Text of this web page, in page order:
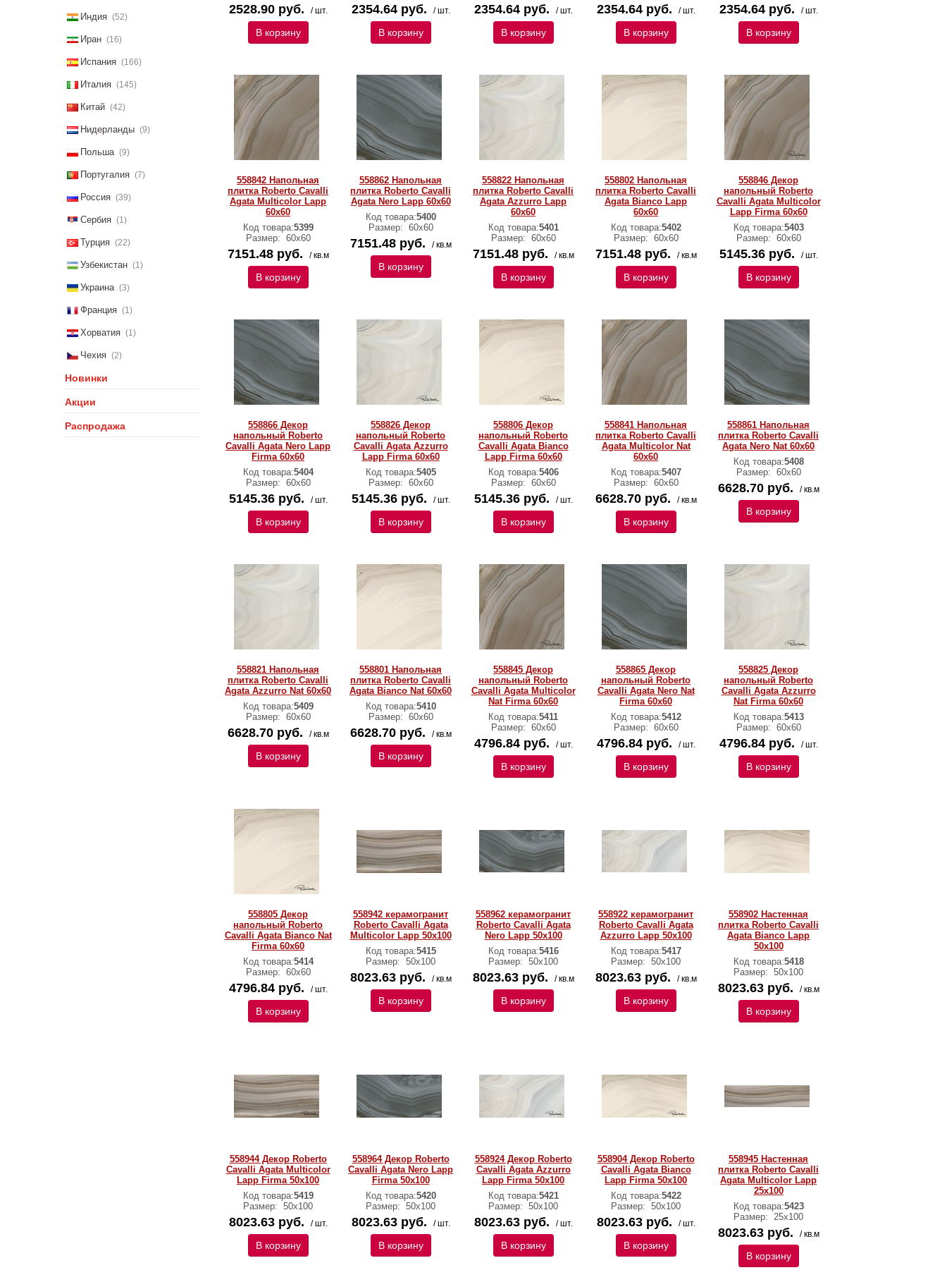
Индия (52)
Иран (16)
Испания (166)
Италия (145)
Китай (42)
Нидерланды (9)
Польша (9)
Португалия (7)
Россия (39)
Сербия (1)
Турция (22)
Узбекистан (1)
Украина (3)
Франция (1)
Хорватия (1)
Чехия (2)
Новинки
Акции
Распродажа
2528.90 руб. / шт.
В корзину
2354.64 руб. / шт.
В корзину
2354.64 руб. / шт.
В корзину
2354.64 руб. / шт.
В корзину
2354.64 руб. / шт.
В корзину
558842 Напольная
плитка Roberto Cavalli
Agata Multicolor Lapp
60x60
Код товара:5399
Размер: 60х60
7151.48 руб. / кв.м
В корзину
558862 Напольная
плитка Roberto Cavalli
Agata Nero Lapp 60x60
Код товара:5400
Размер: 60х60
7151.48 руб. / кв.м
В корзину
558822 Напольная
плитка Roberto Cavalli
Agata Azzurro Lapp
60x60
Код товара:5401
Размер: 60х60
7151.48 руб. / кв.м
В корзину
558802 Напольная
плитка Roberto Cavalli
Agata Bianco Lapp
60x60
Код товара:5402
Размер: 60х60
7151.48 руб. / кв.м
В корзину
558846 Декор
напольный Roberto
Cavalli Agata Multicolor
Lapp Firma 60x60
Код товара:5403
Размер: 60х60
5145.36 руб. / шт.
В корзину
558866 Декор
напольный Roberto
Cavalli Agata Nero Lapp
Firma 60x60
Код товара:5404
Размер: 60х60
5145.36 руб. / шт.
В корзину
558826 Декор
напольный Roberto
Cavalli Agata Azzurro
Lapp Firma 60x60
Код товара:5405
Размер: 60х60
5145.36 руб. / шт.
В корзину
558806 Декор
напольный Roberto
Cavalli Agata Bianco
Lapp Firma 60x60
Код товара:5406
Размер: 60х60
5145.36 руб. / шт.
В корзину
558841 Напольная
плитка Roberto Cavalli
Agata Multicolor Nat
60x60
Код товара:5407
Размер: 60х60
6628.70 руб. / кв.м
В корзину
558861 Напольная
плитка Roberto Cavalli
Agata Nero Nat 60x60
Код товара:5408
Размер: 60х60
6628.70 руб. / кв.м
В корзину
558821 Напольная
плитка Roberto Cavalli
Agata Azzurro Nat 60x60
Код товара:5409
Размер: 60х60
6628.70 руб. / кв.м
В корзину
558801 Напольная
плитка Roberto Cavalli
Agata Bianco Nat 60x60
Код товара:5410
Размер: 60х60
6628.70 руб. / кв.м
В корзину
558845 Декор
напольный Roberto
Cavalli Agata Multicolor
Nat Firma 60x60
Код товара:5411
Размер: 60х60
4796.84 руб. / шт.
В корзину
558865 Декор
напольный Roberto
Cavalli Agata Nero Nat
Firma 60x60
Код товара:5412
Размер: 60х60
4796.84 руб. / шт.
В корзину
558825 Декор
напольный Roberto
Cavalli Agata Azzurro
Nat Firma 60x60
Код товара:5413
Размер: 60х60
4796.84 руб. / шт.
В корзину
558805 Декор
напольный Roberto
Cavalli Agata Bianco Nat
Firma 60x60
Код товара:5414
Размер: 60х60
4796.84 руб. / шт.
В корзину
558942 керамогранит
Roberto Cavalli Agata
Multicolor Lapp 50x100
Код товара:5415
Размер: 50х100
8023.63 руб. / кв.м
В корзину
558962 керамогранит
Roberto Cavalli Agata
Nero Lapp 50x100
Код товара:5416
Размер: 50х100
8023.63 руб. / кв.м
В корзину
558922 керамогранит
Roberto Cavalli Agata
Azzurro Lapp 50x100
Код товара:5417
Размер: 50х100
8023.63 руб. / кв.м
В корзину
558902 Настенная
плитка Roberto Cavalli
Agata Bianco Lapp
50x100
Код товара:5418
Размер: 50х100
8023.63 руб. / кв.м
В корзину
558944 Декор Roberto
Cavalli Agata Multicolor
Lapp Firma 50x100
Код товара:5419
Размер: 50х100
8023.63 руб. / шт.
В корзину
558964 Декор Roberto
Cavalli Agata Nero Lapp
Firma 50x100
Код товара:5420
Размер: 50х100
8023.63 руб. / шт.
В корзину
558924 Декор Roberto
Cavalli Agata Azzurro
Lapp Firma 50x100
Код товара:5421
Размер: 50х100
8023.63 руб. / шт.
В корзину
558904 Декор Roberto
Cavalli Agata Bianco
Lapp Firma 50x100
Код товара:5422
Размер: 50х100
8023.63 руб. / шт.
В корзину
558945 Настенная
плитка Roberto Cavalli
Agata Multicolor Lapp
25x100
Код товара:5423
Размер: 25х100
8023.63 руб. / кв.м
В корзину